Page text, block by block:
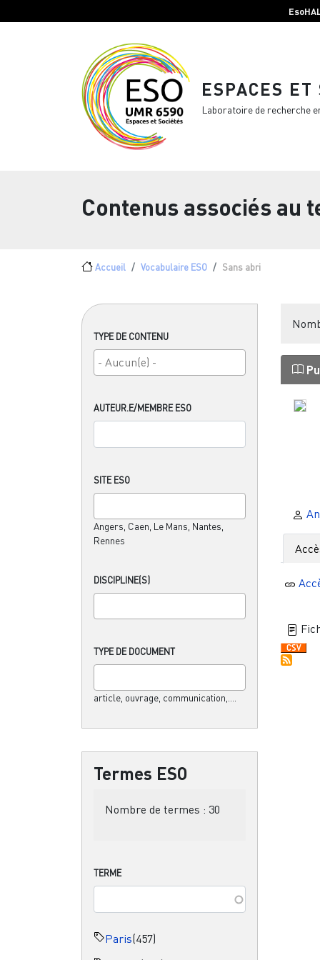
ESPACES ET
Laboratoire de recherche
Contenus associés au
Fil d'Ariane
Accueil Vocabulaire ESO Sans abri
TYPE DE CONTENU
AUTEUR.E/MEMBRE ESO
SITE ESO
Angers, Caen, Le Mans, Nantes,
Rennes
DISCIPLINE(S)
TYPE DE DOCUMENT
article, ouvrage, communication,....
Termes ESO
Nombre de termes : 30
TERME
Paris(457)